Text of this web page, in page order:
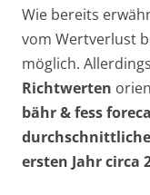
Wie bereits
vom Wertverlust
möglich.
Richtwerten
bähr & fess
ersten Jahr circa